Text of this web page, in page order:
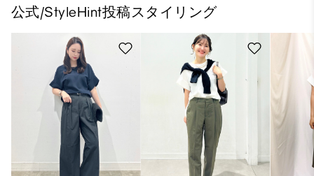
公式/StyleHint投稿スタイリング